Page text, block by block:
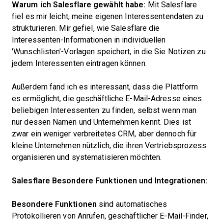
Warum ich Salesflare gewählt habe: Mit Salesflare
fiel es mir leicht, meine eigenen Interessentendaten zu
strukturieren. Mir gefiel, wie Salesflare die
Interessenten-Informationen in individuellen
'Wunschlisten'-Vorlagen speichert, in die Sie Notizen zu
jedem Interessenten eintragen können.
Außerdem fand ich es interessant, dass die Plattform
es ermöglicht, die geschäftliche E-Mail-Adresse eines
beliebigen Interessenten zu finden, selbst wenn man
nur dessen Namen und Unternehmen kennt. Dies ist
zwar ein weniger verbreitetes CRM, aber dennoch für
kleine Unternehmen nützlich, die ihren Vertriebsprozess
organisieren und systematisieren möchten.
Salesflare Besondere Funktionen und Integrationen:
Besondere Funktionen sind automatisches
Protokollieren von Anrufen, geschäftlicher E-Mail-Finder,